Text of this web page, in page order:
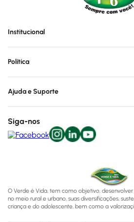
Institucional
Política
Ajuda e Suporte
Siga-nos
O Verde é Vida, tem como objetivo,
no meio rural e urbano, suas diversificações,
criança e do adolescente, bem como a